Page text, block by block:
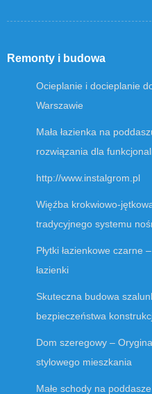
Remonty i budowa
Ocieplanie i docieplanie
Warszawie
Mała łazienka na
rozwiązania dla
http://www.instalgrom.pl
Więźba krokwiowo-
tradycyjnego systemu
Płytki łazienkowe czarne
łazienki
Skuteczna budowa
bezpieczeństwa
Dom szeregowy –
stylowego mieszkania
Małe schody na